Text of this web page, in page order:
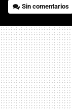
Sin comentarios